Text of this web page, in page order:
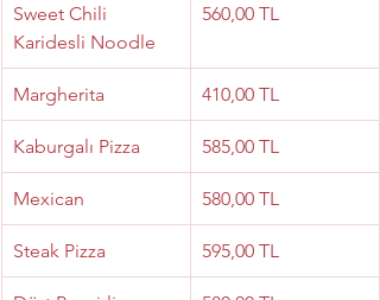
Sweet Chili
Karidesli Noodle
560,00 TL
Margherita 410,00 TL
Kaburgalı Pizza 585,00 TL
Mexican 580,00 TL
Steak Pizza 595,00 TL